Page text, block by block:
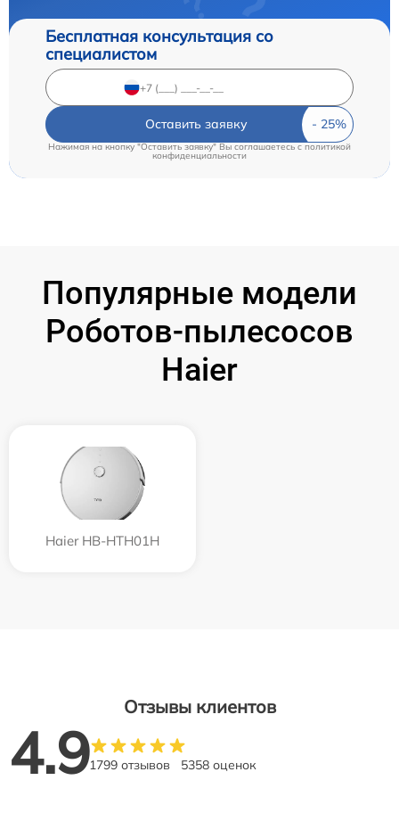
Бесплатная консультация со
специалистом
Оставить заявку
Нажимая на кнопку "Оставить заявку" Вы соглашаетесь c политикой
конфиденциальности
Популярные модели
Роботов-пылесосов
Haier
Haier HB-HTH01H
Отзывы клиентов
4.91799 отзывов 5358 оценок